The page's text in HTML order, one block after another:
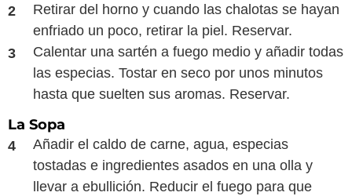
Retirar del horno y cuando las chalotas se hayan
enfriado un poco, retirar la piel. Reservar.
Calentar una sartén a fuego medio y añadir todas
las especias. Tostar en seco por unos minutos
hasta que suelten sus aromas. Reservar.
La Sopa
Añadir el caldo de carne, agua, especias
tostadas e ingredientes asados en una olla y
llevar a ebullición. Reducir el fuego para que